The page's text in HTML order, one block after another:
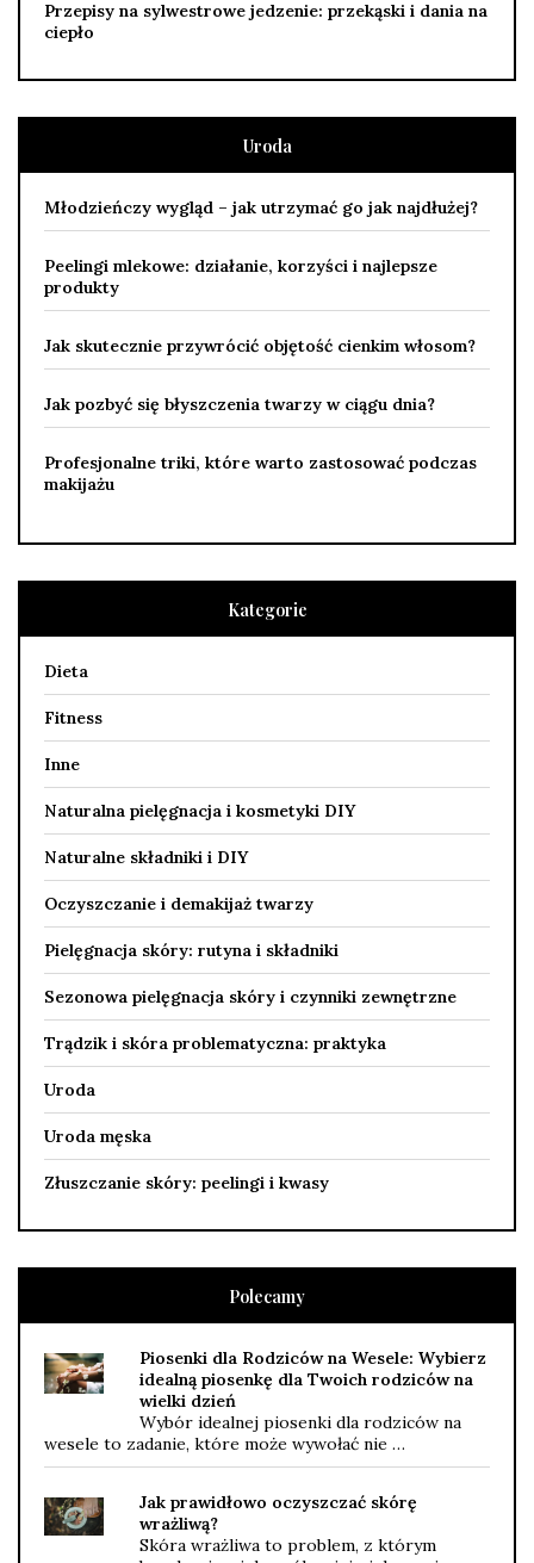
Przepisy na sylwestrowe jedzenie: przekąski i dania na
ciepło
Uroda
Młodzieńczy wygląd – jak utrzymać go jak najdłużej?
Peelingi mlekowe: działanie, korzyści i najlepsze
produkty
Jak skutecznie przywrócić objętość cienkim włosom?
Jak pozbyć się błyszczenia twarzy w ciągu dnia?
Profesjonalne triki, które warto zastosować podczas
makijażu
Kategorie
Dieta
Fitness
Inne
Naturalna pielęgnacja i kosmetyki DIY
Naturalne składniki i DIY
Oczyszczanie i demakijaż twarzy
Pielęgnacja skóry: rutyna i składniki
Sezonowa pielęgnacja skóry i czynniki zewnętrzne
Trądzik i skóra problematyczna: praktyka
Uroda
Uroda męska
Złuszczanie skóry: peelingi i kwasy
Polecamy
Piosenki dla Rodziców na Wesele: Wybierz
idealną piosenkę dla Twoich rodziców na
wielki dzień
Wybór idealnej piosenki dla rodziców na
wesele to zadanie, które może wywołać nie …
Jak prawidłowo oczyszczać skórę
wrażliwą?
Skóra wrażliwa to problem, z którym